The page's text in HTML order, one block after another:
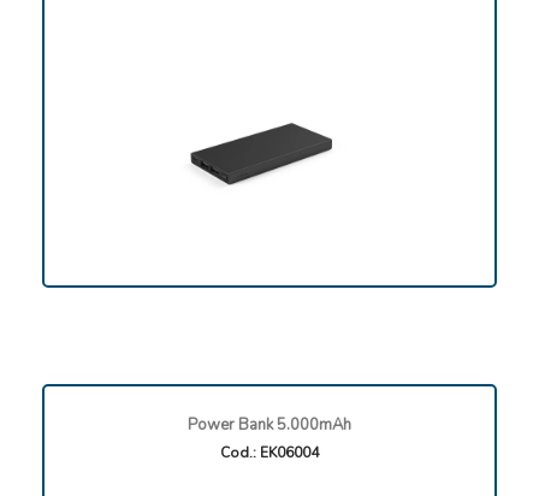
Power Bank 5.000mAh
Cod.: EK06004